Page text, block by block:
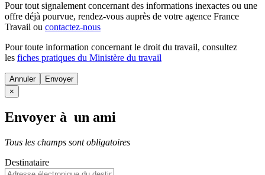
Pour tout signalement concernant des informations inexactes ou une
offre déjà pourvue, rendez-vous auprès de votre agence France
Travail ou contactez-nous
Pour toute information concernant le droit du travail, consultez
les fiches pratiques du Ministère du travail
Annuler
×
Envoyer à un ami
Tous les champs sont obligatoires
Destinataire